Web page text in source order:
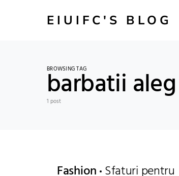
EIUIFC'S BLOG
BROWSING TAG
barbatii
1 post
Fashion Sfaturi pentru